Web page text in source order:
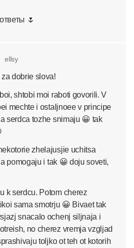
🌷
ellsy
dobrie slova!
shtobi moi raboti govorili. V
mechte i ostaljnoee v principe
serdca tozhe snimaju 😀 tak
zhelajusjie uchitsa
pomogaju i tak 😀 doju soveti,
k serdcu. Potom cherez
sama smotrju 😀 Bivaet tak
snacalo ochenj siljnaja i
no cherez vremja vzgljad
toljko ot teh ot kotorih